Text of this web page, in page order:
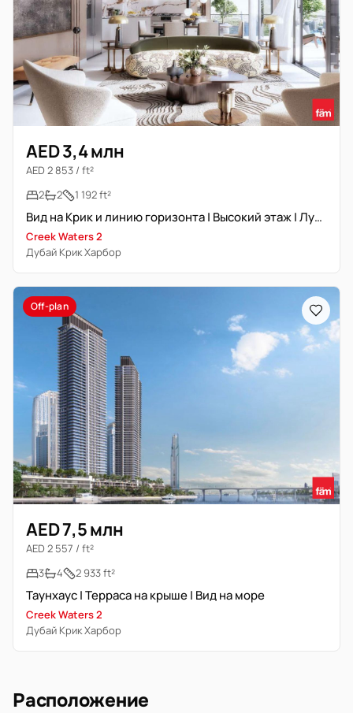
AED 3,4 млн
AED 2 853 / ft²
2
2 1 192 ft²
Вид на Крик и линию горизонта | Высокий этаж | Лучшая планировка
Creek Waters 2
Дубай Крик Харбор
Off-plan
AED 7,5 млн
AED 2 557 / ft²
3
4 2 933 ft²
Таунхаус | Терраса на крыше | Вид на море
Creek Waters 2
Дубай Крик Харбор
Расположение